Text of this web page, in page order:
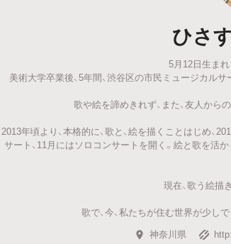
キュレ
最新達成プロジェクト
ひさ
5月12日生ま
美術大学卒業後、5年間、渋谷区の市民ミュージカル
歌や絵を諦めきれず、また、友人から
2013年頃より、本格的に、歌と、絵を描くことはじめ、
サート、11月にはソロコンサートを開く。絵と歌を活
現在、歌う絵描
歌で、今、私たちが住む世界が少し
神奈川県